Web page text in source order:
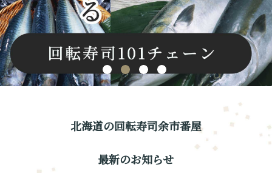
北海道の回転寿司余市番屋
最新のお知らせ